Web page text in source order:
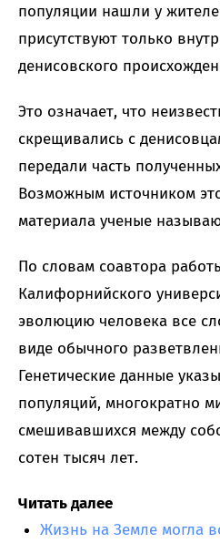
популяции нашли у
присутствуют только
денисовского
Это означает, что
скрещивались с
передали часть
Возможным источником
материала ученые
По словам соавтора
Калифорнийского
эволюцию человека все
виде обычного
Генетические данные
популяций, многократно
смешивавшихся между
сотен тысяч лет.
Читать далее
Жизнь на Земле могла